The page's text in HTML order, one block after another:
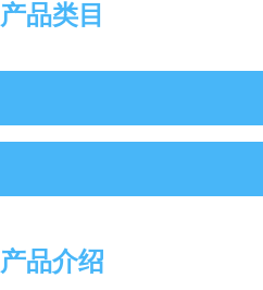
产品介绍
产品类目